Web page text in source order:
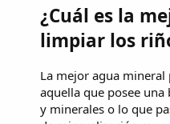
¿Cuál es la
limpiar los
La mejor agua
aquella que posee una
y minerales o lo que